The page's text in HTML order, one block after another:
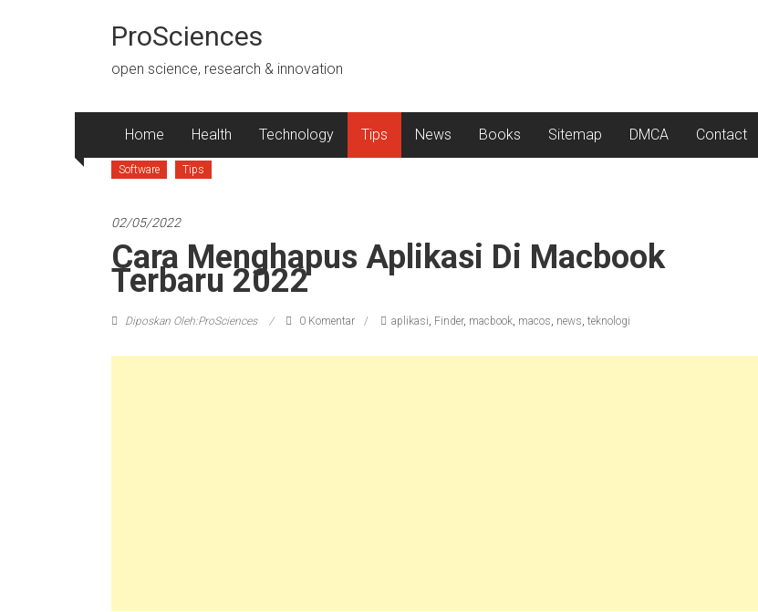
kontenProSciences
open science, research & innovation
Home Health Technology Tips News Books Sitemap DMCA Contact
Software Tips
02/05/2022
Cara Menghapus Aplikasi Di Macbook
Terbaru 2022
Diposkan Oleh:ProSciences 0 Komentar aplikasi, Finder, macbook, macos, news, teknologi